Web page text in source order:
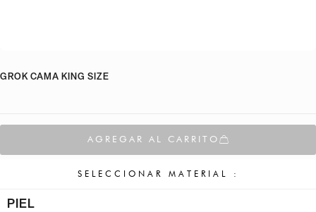
GROK CAMA KING SIZE
AGREGAR AL CARRITO
SELECCIONAR MATERIAL :
PIEL